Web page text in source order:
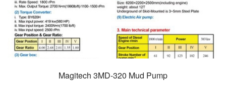
Magitech 3MD-320 Mud Pump